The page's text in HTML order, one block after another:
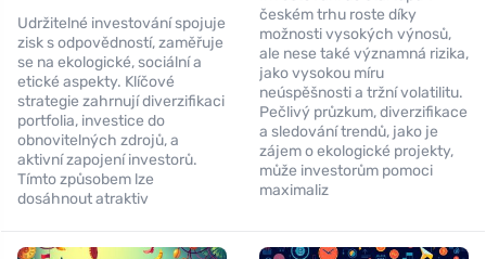
Udržitelné investování spojuje
zisk s odpovědností, zaměřuje
se na ekologické, sociální a
etické aspekty. Klíčové
strategie zahrnují diverzifikaci
portfolia, investice do
obnovitelných zdrojů, a
aktivní zapojení investorů.
Tímto způsobem lze
dosáhnout atraktiv
českém trhu roste díky
možnosti vysokých výnosů,
ale nese také významná rizika,
jako vysokou míru
neúspěšnosti a tržní volatilitu.
Pečlivý průzkum, diverzifikace
a sledování trendů, jako je
zájem o ekologické projekty,
může investorům pomoci
maximaliz